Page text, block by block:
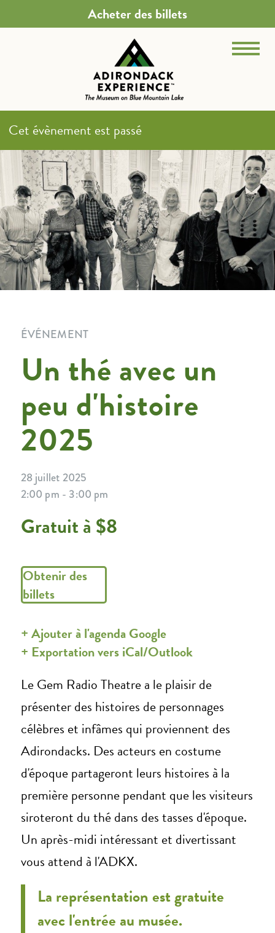
Acheter des billets
Cet évènement est passé
ÉVÉNEMENT
Un thé avec un
peu d'histoire
2025
28 juillet 2025
2:00 pm - 3:00 pm
Gratuit à $8
Obtenir des
billets
+ Ajouter à l'agenda Google
+ Exportation vers iCal/Outlook
Le Gem Radio Theatre a le plaisir de
présenter des histoires de personnages
célèbres et infâmes qui proviennent des
Adirondacks. Des acteurs en costume
d'époque partageront leurs histoires à la
première personne pendant que les visiteurs
siroteront du thé dans des tasses d'époque.
Un après-midi intéressant et divertissant
vous attend à l'ADKX.
La représentation est gratuite
avec l'entrée au musée.